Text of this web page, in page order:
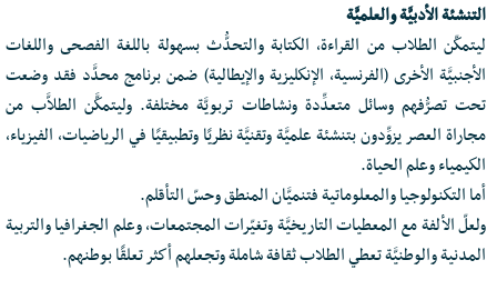
التنشئة الأدبيَّة والعلميَّة
ليتمكّن الطلاب من القراءة، الكتابة والتحدُّث بسهولة باللغة الفصحى واللغات
الأجنبيَّة الأخرى (الفرنسية، الإنكليزية والإيطالية) ضمن برنامج محدَّد فقد وضعت
تحت تصرُّفهم وسائل متعدِّدة ونشاطات تربويَّة مختلفة. وليتمكَّن الطلاَّب من
مجاراة العصر يزوِّدون بتنشئة علميَّة وتقنيَّة نظريًا وتطبيقيًا في الرياضيات، الفيزياء،
الكيمياء وعلم الحياة.
أما التكنولوجيا والمعلوماتية فتنميَّان المنطق وحسّ التأقلم.
ولعلّ الألفة مع المعطيات التاريخيَّة وتغيّرات المجتمعات، وعلم الجغرافيا والتربية
المدنية والوطنيَّة تعطي الطلاب ثقافة شاملة وتجعلهم أكثر تعلقًا بوطنهم.